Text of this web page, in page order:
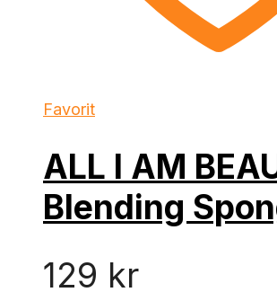
Favorit
ALL I AM
Blending
129 kr